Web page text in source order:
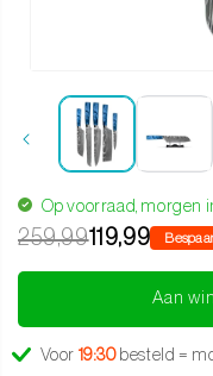
Op voorraad, morgen
259,99119,99
Aan
Voor 19:30besteld =